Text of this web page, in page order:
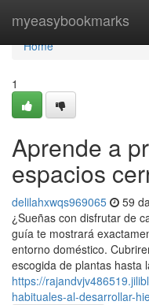
myeasybookmarks
Home
Home
1
Aprende a
espacios
delilahxwqs969065 59
¿Sueñas con disfrutar de
guía te mostrará
entorno doméstico.
escogida de plantas hasta
https://
habituales-al-desarrollar-